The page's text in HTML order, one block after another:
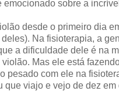
emocionado sobre a
desde o primeiro dia
Na fisioterapia, a
a dificuldade dele é na
Mas ele está
pesado com ele na
que viajo e vejo de dez